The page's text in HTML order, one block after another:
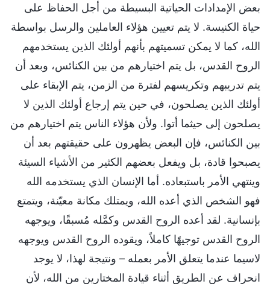
بعض الإمدادات الحياتية البسيطة من أجل الحفاظ على
حياة الكنيسة. لا يتم تعيين هؤلاء العاملين والرسل بواسطة
الله، كما لا يمكن تسميتهم بأنهم أولئك الذين يستخدمهم
الروح القدس، بل يتم اختيارهم من بين الكنائس، وبعد أن
يتم تدريبهم وتكريسهم لفترة من الزمن، يتم الإبقاء على
أولئك الذين يصلحون، في حين يتم إرجاع أولئك الذين لا
يصلحون إلى حيثما أتوا. ولأن هؤلاء الناس يتم اختيارهم من
بين الكنائس، فإن البعض يظهرون على حقيقتهم بعد أن
يصبحوا قادة، بل ويفعل بعضهم الكثير من الأشياء السيئة
وينتهي الأمر باستبعاده. أما الإنسان الذي يستخدمه الله
فهو الشخص الذي أعده الله، ويمتلك مكانة معيّنة، ويتمتع
بإنسانية. لقد أعده الروح القدس وكمَّله مُسبقًا، ويوجهه
الروح القدس توجيهًا كاملاً، ويقوده الروح القدس ويوجهه
لاسيما عندما يتعلق الأمر بعمله – ونتيجة لهذا، لا يوجد
انحراف عن الطريق أثناء قيادة المختارين من الله، لأن